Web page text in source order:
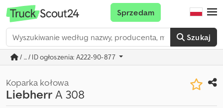
Szukaj
Sprzedam
/ ... / ID ogłoszenia: A222-90-877
Koparka kołowa
LiebherrA 308